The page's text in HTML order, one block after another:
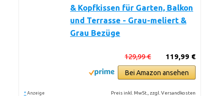
& Kopfkissen für Garten, Balkon
und Terrasse - Grau-meliert &
Grau Bezüge
119,99 €
129,99 €
Bei Amazon ansehen
* Anzeige Preis inkl. MwSt., zzgl. Versandkosten